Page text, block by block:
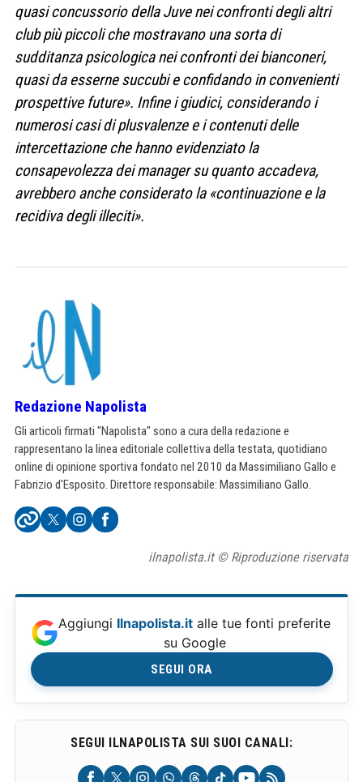
quasi concussorio della Juve nei confronti degli altri
club più piccoli che mostravano una sorta di
sudditanza psicologica nei confronti dei bianconeri,
quasi da esserne succubi e confidando in convenienti
prospettive future». Infine i giudici, considerando i
numerosi casi di plusvalenze e i contenuti delle
intercettazione che hanno evidenziato la
consapevolezza dei manager su quanto accadeva,
avrebbero anche considerato la «continuazione e la
recidiva degli illeciti».
Redazione Napolista
Gli articoli firmati "Napolista" sono a cura della redazione e
rappresentano la linea editoriale collettiva della testata, quotidiano
online di opinione sportiva fondato nel 2010 da Massimiliano Gallo e
Fabrizio d'Esposito. Direttore responsabile: Massimiliano Gallo.
ilnapolista.it © Riproduzione riservata
Aggiungi Ilnapolista.it alle tue fonti preferite
su Google
SEGUI ORA
SEGUI ILNAPOLISTA SUI SUOI CANALI: